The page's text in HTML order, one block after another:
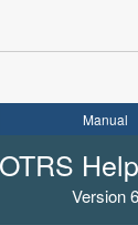
Manual
OTRS
Version 6